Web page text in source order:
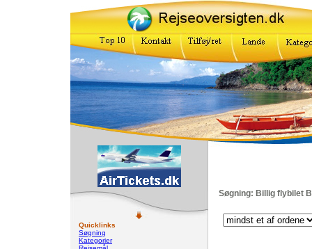
Quicklinks
Søgning
Kategorier
Søgning: Billig flybilet